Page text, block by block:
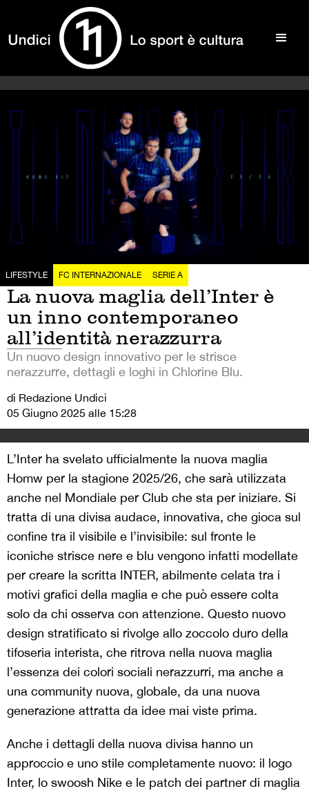
LIFESTYLE FC INTERNAZIONALE SERIE A
La nuova maglia dell’Inter è
un inno contemporaneo
all’identità nerazzurra
Un nuovo design innovativo per le strisce
nerazzurre, dettagli e loghi in Chlorine Blu.
di Redazione Undici
05 Giugno 2025 alle 15:28
L’Inter ha svelato ufficialmente la nuova maglia
Homw per la stagione 2025/26, che sarà utilizzata
anche nel Mondiale per Club che sta per iniziare. Si
tratta di una divisa audace, innovativa, che gioca sul
confine tra il visibile e l’invisibile: sul fronte le
iconiche strisce nere e blu vengono infatti modellate
per creare la scritta INTER, abilmente celata tra i
motivi grafici della maglia e che può essere colta
solo da chi osserva con attenzione. Questo nuovo
design stratificato si rivolge allo zoccolo duro della
tifoseria interista, che ritrova nella nuova maglia
l’essenza dei colori sociali nerazzurri, ma anche a
una community nuova, globale, da una nuova
generazione attratta da idee mai viste prima.
Anche i dettagli della nuova divisa hanno un
approccio e uno stile completamente nuovo: il logo
Inter, lo swoosh Nike e le patch dei partner di maglia